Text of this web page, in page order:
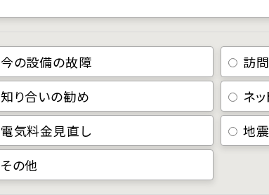
今の設備の故障
訪
知り合いの勧め
ネ
電気料金見直し
地
その他